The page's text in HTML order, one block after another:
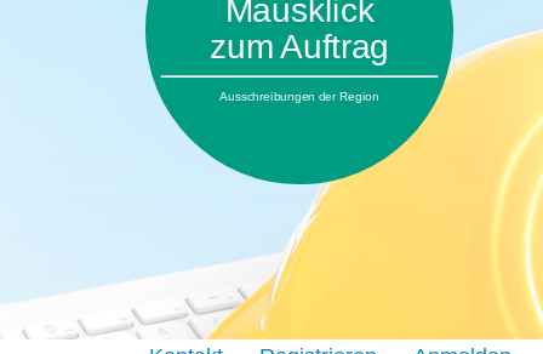
Mausklick
zum Auftrag
Ausschreibungen der Region